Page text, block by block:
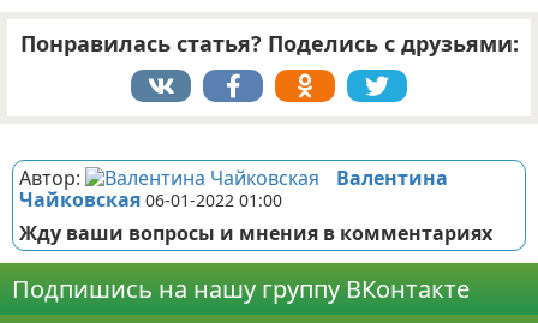
Понравилась статья? Поделись с друзьями:
Автор:
Валентина
Чайковская 06-01-2022 01:00
Жду ваши вопросы и мнения в комментариях
Подпишись на нашу группу ВКонтакте